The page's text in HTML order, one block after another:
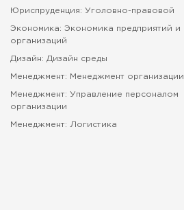
Юриспруденция: Уголовно-правовой
Экономика: Экономика предприятий и
организаций
Дизайн: Дизайн среды
Менеджмент: Менеджмент организации
Менеджмент: Управление персоналом
организации
Менеджмент: Логистика